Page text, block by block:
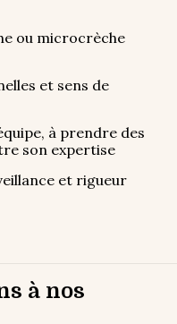
ou microcrèche
et sens de
à prendre des
son expertise
et rigueur
à nos